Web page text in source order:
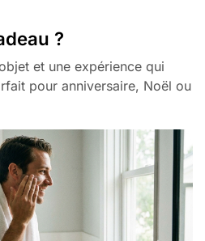
?
et une expérience qui
pour anniversaire, Noël ou